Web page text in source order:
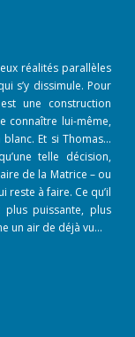
réalités parallèles
s’y dissimule. Pour
une construction
connaître lui-même,
Et si Thomas…
telle décision,
de la Matrice – ou
reste à faire. Ce qu’il
plus puissante, plus
un air de déjà vu…